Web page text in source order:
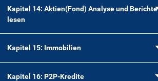
Kapitel 14: Aktien(Fond) Analyse und Berichte
lesen
Kapitel 15: Immobilien
Kapitel 16: P2P-Kredite